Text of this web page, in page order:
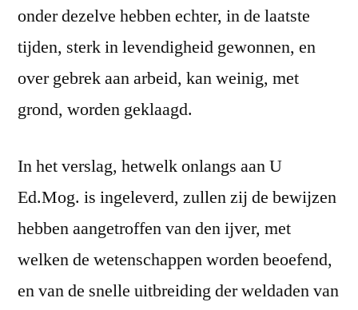
onder dezelve hebben echter, in de laatste
tijden, sterk in levendigheid gewonnen, en
over gebrek aan arbeid, kan weinig, met
grond, worden geklaagd.
In het verslag, hetwelk onlangs aan U
Ed.Mog. is ingeleverd, zullen zij de bewijzen
hebben aangetroffen van den ijver, met
welken de wetenschappen worden beoefend,
en van de snelle uitbreiding der weldaden van